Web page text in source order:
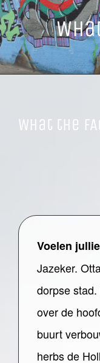
What the
Voelen
Jazeker.
dorpse
over de
buurt
herbs de